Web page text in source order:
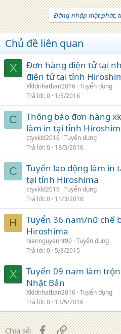
Đăng nhập một phát,
Chủ đề liên quan
X
Đơn hàng điện tử tại
điện tử tại tỉnh
Xkldnhatban2016 Tuyển dụng
Trả lời 0 1/3/2016
C
Thông báo đơn hàng
làm in tại tỉnh
ctyxkld2016 Tuyển dụng
Trả lời 0 18/3/2016
C
Tuyển lao động làm in
tại tỉnh Hiroshima
ctyxkld2016 Tuyển dụng
Trả lời 0 11/3/2016
H
Tuyển 36 nam/nữ chế
Hiroshima
hiennguyenht90 Tuyển dụng
Trả lời 0 5/8/2015
X
Tuyển 09 nam làm
Nhật Bản
Xkldnhatban2016 Tuyển dụng
Trả lời 0 13/5/2016
Chia sẻ: FacebookLiên kết